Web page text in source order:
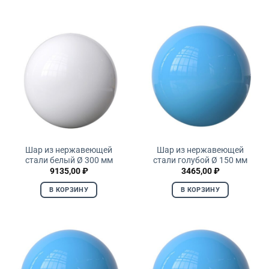
Шар из нержавеющей
стали белый Ø 300 мм
9135,00₽
В КОРЗИНУ
Шар из нержавеющей
стали голубой Ø 150 мм
3465,00₽
В КОРЗИНУ